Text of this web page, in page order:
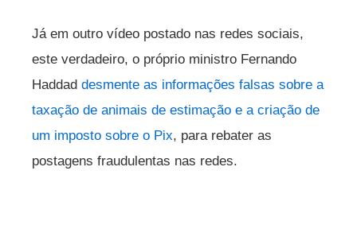
Já em outro vídeo postado nas redes sociais,
este verdadeiro, o próprio ministro Fernando
Haddad desmente as informações falsas sobre a
taxação de animais de estimação e a criação de
um imposto sobre o Pix, para rebater as
postagens fraudulentas nas redes.